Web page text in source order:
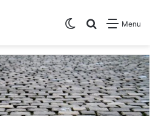
Menu
Pesquisar
Switch skin